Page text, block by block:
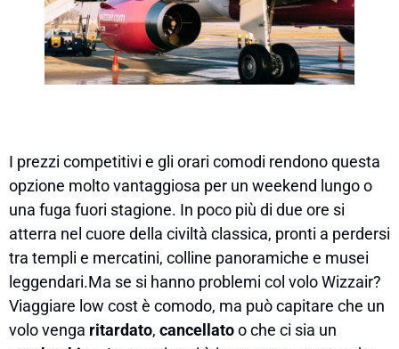
I prezzi competitivi e gli orari comodi rendono questa
opzione molto vantaggiosa per un weekend lungo o
una fuga fuori stagione. In poco più di due ore si
atterra nel cuore della civiltà classica, pronti a perdersi
tra templi e mercatini, colline panoramiche e musei
leggendari.Ma se si hanno problemi col volo Wizzair?
Viaggiare low cost è comodo, ma può capitare che un
volo venga ritardato, cancellatoo che ci sia un